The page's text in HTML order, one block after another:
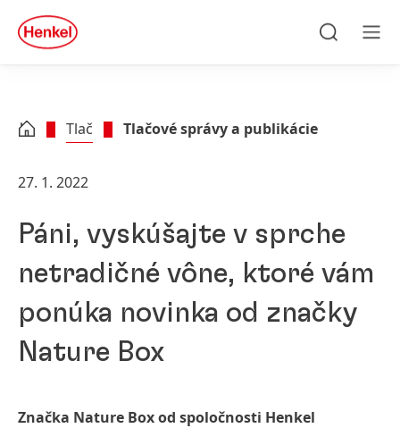
Skip to footer
quick
search
Tlač Tlačové správy a publikácie
27. 1. 2022
Páni, vyskúšajte v sprche
netradičné vône, ktoré vám
ponúka novinka od značky
Nature Box
Značka Nature Box od spoločnosti Henkel